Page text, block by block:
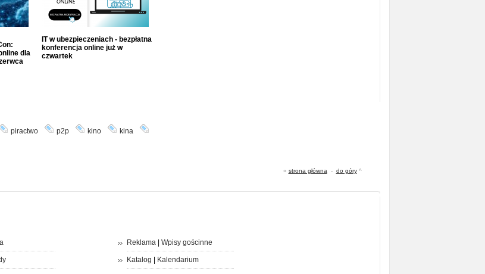
dla
IT w ubezpieczeniach - bezpłatna
konferencja online już w
czwartek
piractwo p2p kino
kina
« strona główna - do góry^
Reklama| Wpisy gościnne
Katalog Kalendarium